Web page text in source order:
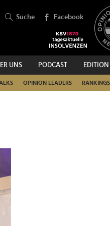
Suche Facebook
UNS PODCAST EDITION
OPINION LEADERS RANKINGS
SUCHEN